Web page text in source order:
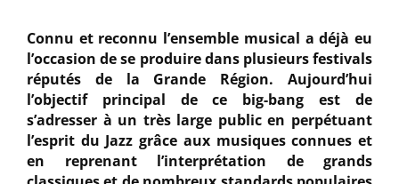
Connu et reconnu l’ensemble musical a déjà eu
l’occasion de se produire dans plusieurs festivals
réputés de la Grande Région. Aujourd’hui
l’objectif principal de ce big-bang est de
s’adresser à un très large public en perpétuant
l’esprit du Jazz grâce aux musiques connues et
en reprenant l’interprétation de grands